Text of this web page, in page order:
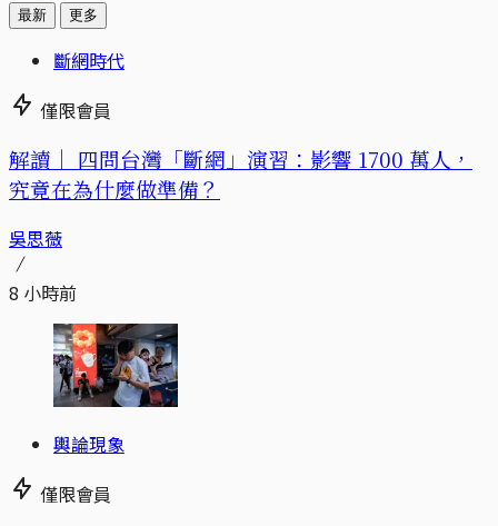
最新 更多
斷網時代
僅限會員
解讀｜ 四問台灣「斷網」演習：影響 1700 萬人，
究竟在為什麼做準備？
吳思薇
8 小時前
輿論現象
僅限會員